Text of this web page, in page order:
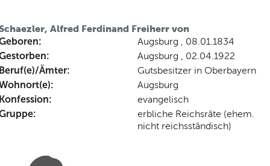
Alfred Ferdinand Freiherr von
Augsburg , 08.01.1834
Augsburg , 02.04.1922
Ämter: Gutsbesitzer in Oberbayern
Augsburg
evangelisch
erbliche Reichsräte (ehem.
nicht reichsständisch)